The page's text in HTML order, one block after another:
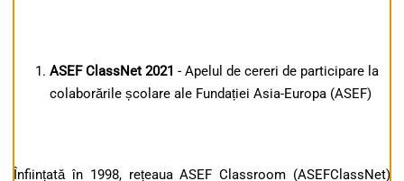
ASEF ClassNet 2021 - Apelul de cereri de participare la
colaborările școlare ale Fundației Asia-Europa (ASEF)
Înființată în 1998, rețeaua ASEF Classroom (ASEFClassNet)